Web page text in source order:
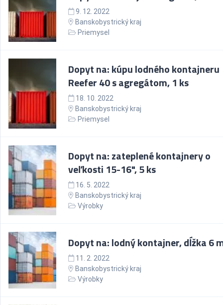
9. 12. 2022
Banskobystrický kraj
Priemysel
Dopyt na: kúpu lodného kontajneru
Reefer 40 s agregátom, 1 ks
18. 10. 2022
Banskobystrický kraj
Priemysel
Dopyt na: zateplené kontajnery o
veľkosti 15-16", 5 ks
16. 5. 2022
Banskobystrický kraj
Výrobky
Dopyt na: lodný kontajner, dĺžka 6
11. 2. 2022
Banskobystrický kraj
Výrobky